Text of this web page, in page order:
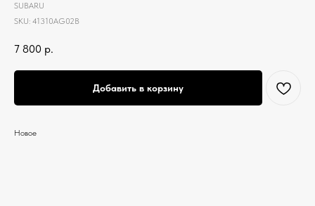
SUBARU
SKU: 41310AG02B
7 800 р.
Добавить в корзину
Новое